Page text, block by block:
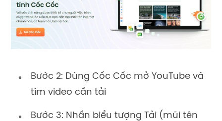
Bước 2: Dùng Cốc Cốc mở YouTube và
tìm video cần tải
Bước 3: Nhấn biểu tượng Tải (mũi tên